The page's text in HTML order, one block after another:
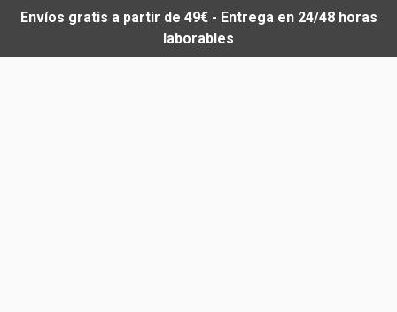
Envíos gratis a partir de 49€ - Entrega en 24/48 horas
laborables